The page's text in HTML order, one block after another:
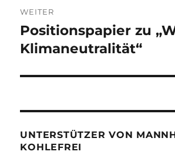
WEITER
Nächster
Beitrag:
Positionspapier zu
Klimaneutralität“
UNTERSTÜTZER VON
KOHLEFREI